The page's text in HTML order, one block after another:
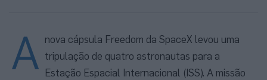
A nova cápsula Freedom da SpaceX levou uma
tripulação de quatro astronautas para a
Estação Espacial Internacional (ISS). A missão